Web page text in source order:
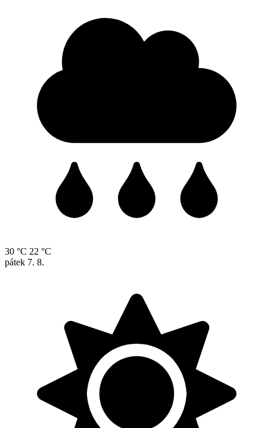
30 °C 22 °C
pátek 7. 8.